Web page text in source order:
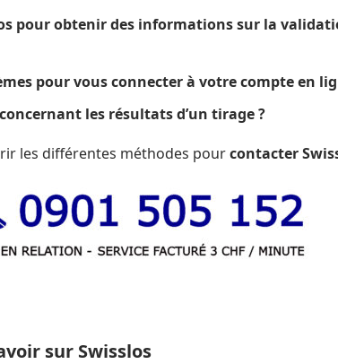
pour obtenir des informations sur la
pour vous connecter à votre compte en
les résultats d’un tirage ?
les différentes méthodes pourcontacter
sur Swisslos